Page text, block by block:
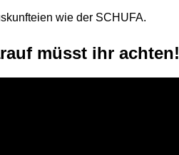
wie der SCHUFA.
müsst ihr achten!